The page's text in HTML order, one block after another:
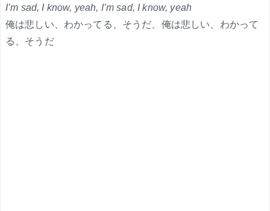
I’m sad, I know, yeah, I’m sad, I know, yeah
俺は悲しい、わかってる、そうだ、俺は悲しい、わかって
る、そうだ